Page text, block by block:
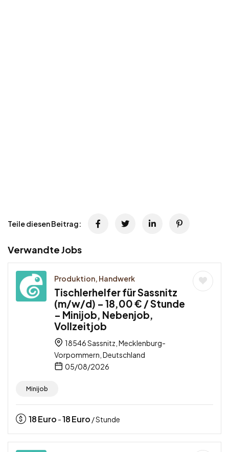
Teile diesen Beitrag:
Verwandte Jobs
Produktion, Handwerk
Tischlerhelfer für Sassnitz
(m/w/d) – 18,00 € / Stunde
– Minijob, Nebenjob,
Vollzeitjob
18546 Sassnitz, Mecklenburg-
Vorpommern, Deutschland
05/08/2026
Minijob
18Euro -18Euro / Stunde